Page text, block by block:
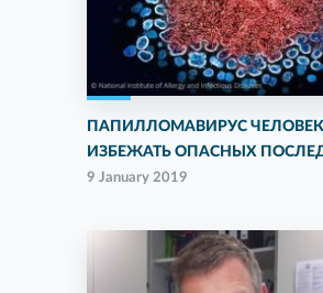
ПАПИЛЛОМАВИРУС
ИЗБЕЖАТЬ ОПАСНЫХ
9 January 2019